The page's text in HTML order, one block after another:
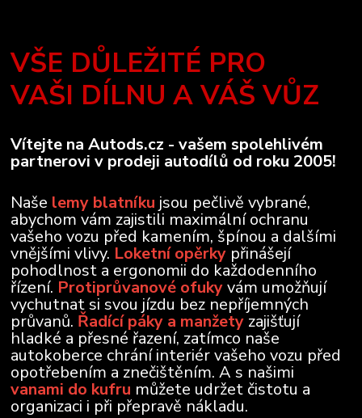
VŠE DŮLEŽITÉ PRO
VAŠI DÍLNU A VÁŠ VŮZ
Vítejte na Autods.cz - vašem spolehlivém
partnerovi v prodeji autodílů od roku 2005!
Naše lemy blatníku jsou pečlivě vybrané,
abychom vám zajistili maximální ochranu
vašeho vozu před kamením, špínou a dalšími
vnějšími vlivy. Loketní opěrky přinášejí
pohodlnost a ergonomii do každodenního
řízení. Protiprůvanové ofukyvám umožňují
vychutnat si svou jízdu bez nepříjemných
průvanů. Řadící páky a manžety zajišťují
hladké a přesné řazení, zatímco naše
autokoberce chrání interiér vašeho vozu před
opotřebením a znečištěním. A s našimi
vanami do kufru můžete udržet čistotu a
organizaci i při přepravě nákladu.